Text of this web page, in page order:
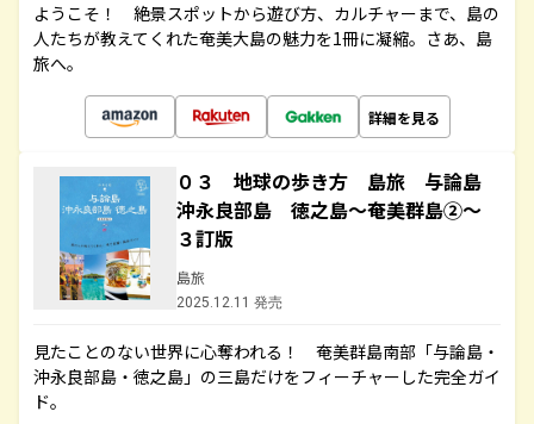
ようこそ！ 絶景スポットから遊び方、カルチャーまで、島の
人たちが教えてくれた奄美大島の魅力を1冊に凝縮。さあ、島
旅へ。
詳細を見る
０３ 地球の歩き方 島旅 与論島
沖永良部島 徳之島～奄美群島②～
３訂版
島旅
2025.12.11 発売
見たことのない世界に心奪われる！ 奄美群島南部「与論島・
沖永良部島・徳之島」の三島だけをフィーチャーした完全ガイ
ド。